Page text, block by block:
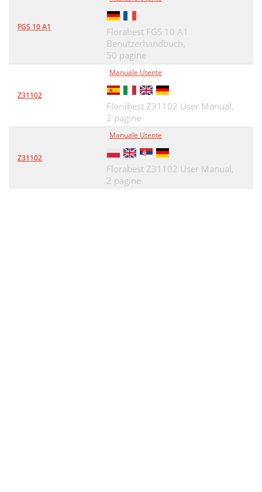
FGS 10 A1
Florabest FGS 10 A1
Benutzerhandbuch,
50 pagine
Z31102
Manuale Utente
Florabest Z31102 User Manual,
2 pagine
Z31102
Manuale Utente
Florabest Z31102 User Manual,
2 pagine